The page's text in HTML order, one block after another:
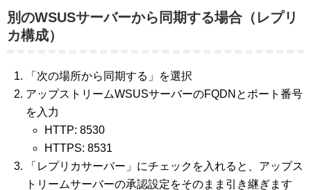
別のWSUSサーバーから同期する場合（レプリ
カ構成）
「次の場所から同期する」を選択
アップストリームWSUSサーバーのFQDNとポート番号
を入力
HTTP: 8530
HTTPS: 8531
「レプリカサーバー」にチェックを入れると、アップス
トリームサーバーの承認設定をそのまま引き継ぎます